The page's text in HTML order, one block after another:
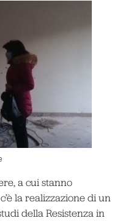
a cui stanno
la realizzazione di un
della Resistenza in